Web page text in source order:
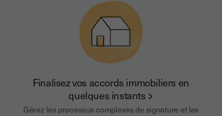
Finalisez vos accords immobiliers en
quelques instants
Gérez les processus complexes de signature et les